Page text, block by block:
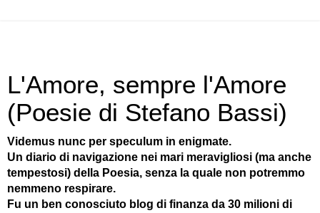
L'Amore, sempre l'Amore
(Poesie di Stefano Bassi)
Videmus nunc per speculum in enigmate.
Un diario di navigazione nei mari meravigliosi (ma anche
tempestosi) della Poesia, senza la quale non potremmo
nemmeno respirare.
Fu un ben conosciuto blog di finanza da 30 milioni di